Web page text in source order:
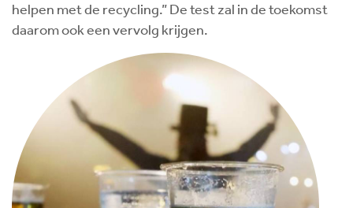
helpen met de recycling.” De test zal in de toekomst
daarom ook een vervolg krijgen.